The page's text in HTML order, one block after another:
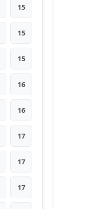
15
15
15
16
16
17
17
17